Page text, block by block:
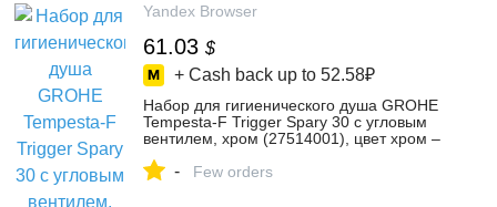
Yandex Browser
61.03 $
+ Cash back up to 52.58₽
Набор для гигиенического душа GROHE
Tempesta-F Trigger Spary 30 с угловым
вентилем, хром (27514001), цвет хром –
Магазин сантехники на Яндекс Маркете,
- Few orders